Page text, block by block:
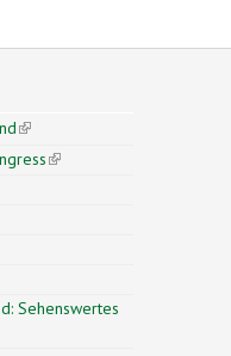
(link is external)
(link is external)
Sehenswertes